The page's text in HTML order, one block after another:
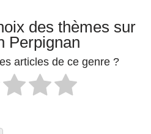
des thèmes sur
Perpignan
articles de ce genre ?